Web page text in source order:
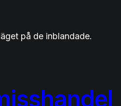
på de inblandade.